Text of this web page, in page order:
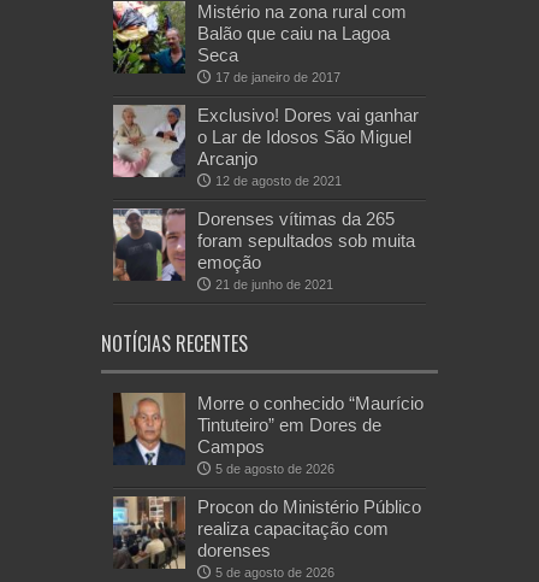
Mistério na zona rural com
Balão que caiu na Lagoa
Seca
17 de janeiro de 2017
Exclusivo! Dores vai ganhar
o Lar de Idosos São Miguel
Arcanjo
12 de agosto de 2021
Dorenses vítimas da 265
foram sepultados sob muita
emoção
21 de junho de 2021
NOTÍCIAS RECENTES
Morre o conhecido “Maurício
Tintuteiro” em Dores de
Campos
5 de agosto de 2026
Procon do Ministério Público
realiza capacitação com
dorenses
5 de agosto de 2026